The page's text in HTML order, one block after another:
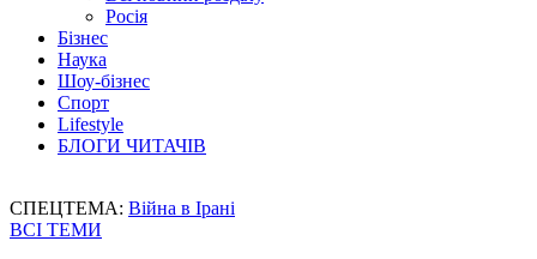
Росія
Бізнес
Наука
Шоу-бізнес
Спорт
Lifestyle
БЛОГИ ЧИТАЧІВ
СПЕЦТЕМА: Війна в Ірані
ВСІ ТЕМИ